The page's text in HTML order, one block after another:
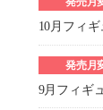
10月フィ
発売月
9月フィギ